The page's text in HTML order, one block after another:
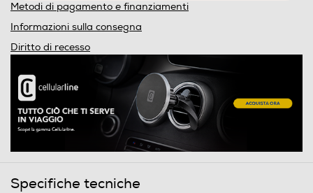
Metodi di pagamento e finanziamenti
Informazioni sulla consegna
Diritto di recesso
Specifiche tecniche